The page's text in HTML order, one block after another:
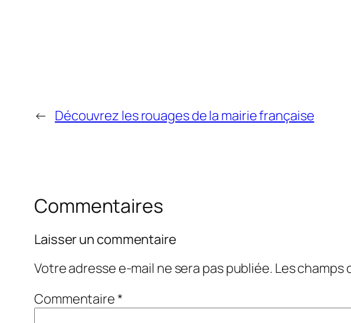
← Découvrez les rouages de la mairie française
Commentaires
Laisser un commentaire
Votre adresse e-mail ne sera pas publiée. Les champs
Commentaire*